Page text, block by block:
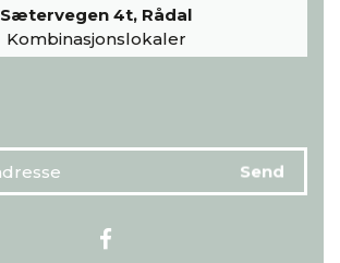
Sætervegen 4t, Rådal
Kombinasjonslokaler